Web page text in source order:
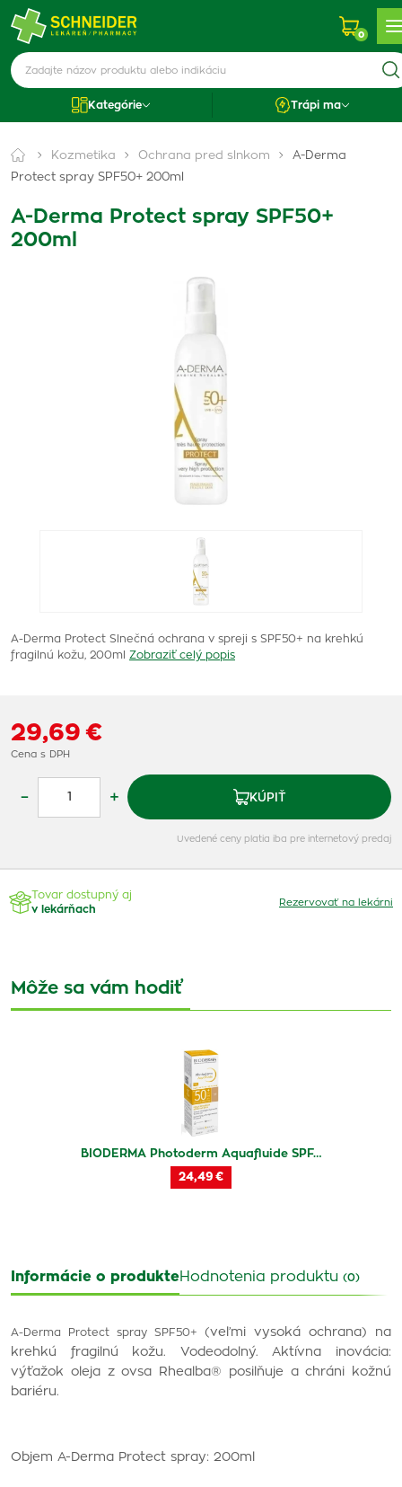
0
Kategórie Trápi ma
Kozmetika Ochrana pred slnkom
A-Derma
Protect spray SPF50+ 200ml
A-Derma Protect spray SPF50+
200ml
A-Derma Protect Slnečná ochrana v spreji s SPF50+ na krehkú
fragilnú kožu, 200ml Zobraziť celý popis
29,69 €
Cena s DPH
– + KÚPIŤ
Uvedené ceny platia iba pre internetový predaj
Tovar dostupný aj
v lekárňach
Rezervovať na lekárni
Môže sa vám hodiť
BIODERMA Photoderm Aquafluide SPF…
24,49 €
Informácie o produkteHodnotenia produktu (0)
A-Derma Protect spray SPF50+
(veľmi vysoká ochrana) na
krehkú fragilnú kožu. Vodeodolný. Aktívna inovácia:
výťažok oleja z ovsa Rhealba® posilňuje a chráni kožnú
bariéru.
Objem A-Derma Protect spray: 200ml